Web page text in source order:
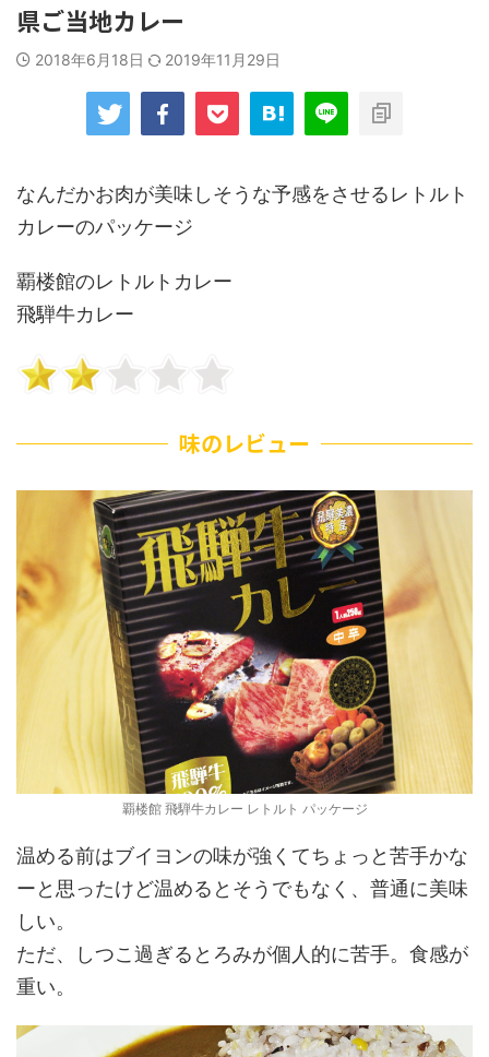
県ご当地カレー
2018年6月18日 2019年11月29日
なんだかお肉が美味しそうな予感をさせるレトルト
カレーのパッケージ
覇楼館のレトルトカレー
飛騨牛カレー
味のレビュー
覇楼館 飛騨牛カレー レトルト パッケージ
温める前はブイヨンの味が強くてちょっと苦手かな
ーと思ったけど温めるとそうでもなく、普通に美味
しい。
ただ、しつこ過ぎるとろみが個人的に苦手。食感が
重い。